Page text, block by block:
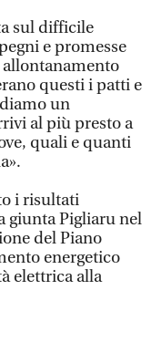
sul difficile
e promesse
allontanamento
questi i patti e
un
al più presto a
quali e quanti
i risultati
giunta Pigliaru nel
del Piano
energetico
elettrica alla